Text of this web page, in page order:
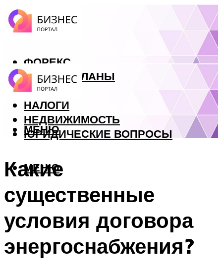
ФОРЕКС
БИЗНЕС ПЛАНЫ
КРЕДИТЫ
НАЛОГИ
НЕДВИЖИМОСТЬ
ЮРИДИЧЕСКИЕ ВОПРОСЫ
МЕНЮ
МЕНЮ
Какие
существенные
условия договора
энергоснабжения?